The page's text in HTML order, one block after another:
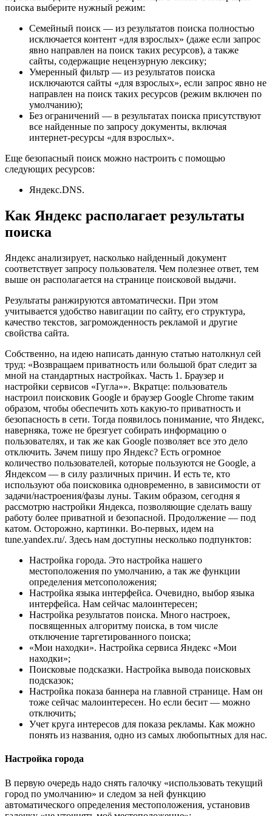
поиска выберите нужный режим:
Семейный поиск — из результатов поиска полностью
исключается контент «для взрослых» (даже если запрос
явно направлен на поиск таких ресурсов), а также
сайты, содержащие нецензурную лексику;
Умеренный фильтр — из результатов поиска
исключаются сайты «для взрослых», если запрос явно не
направлен на поиск таких ресурсов (режим включен по
умолчанию);
Без ограничений — в результатах поиска присутствуют
все найденные по запросу документы, включая
интернет-ресурсы «для взрослых».
Еще безопасный поиск можно настроить с помощью
следующих ресурсов:
Яндекс.DNS.
Как Яндекс располагает результаты
поиска
Яндекс анализирует, насколько найденный документ
соответствует запросу пользователя. Чем полезнее ответ, тем
выше он располагается на странице поисковой выдачи.
Результаты ранжируются автоматически. При этом
учитывается удобство навигации по сайту, его структура,
качество текстов, загроможденность рекламой и другие
свойства сайта.
Собственно, на идею написать данную статью натолкнул сей
труд: «Возвращаем приватность или большой брат следит за
мной на стандартных настройках. Часть 1. Браузер и
настройки сервисов «Гугла»». Вкратце: пользователь
настроил поисковик Google и браузер Google Chrome таким
образом, чтобы обеспечить хоть какую-то приватность и
безопасность в сети. Тогда появилось понимание, что Яндекс,
наверняка, тоже не брезгует собирать информацию о
пользователях, и так же как Google позволяет все это дело
отключить. Зачем пишу про Яндекс? Есть огромное
количество пользователей, которые пользуются не Google, а
Яндексом — в силу различных причин. И есть те, кто
используют оба поисковика одновременно, в зависимости от
задачи/настроения/фазы луны. Таким образом, сегодня я
рассмотрю настройки Яндекса, позволяющие сделать вашу
работу более приватной и безопасной. Продолжение — под
катом. Осторожно, картинки. Во-первых, идем на
tune.yandex.ru/. Здесь нам доступны несколько подпунктов:
Настройка города. Это настройка нашего
местоположения по умолчанию, а так же функции
определения метсоположения;
Настройка языка интерфейса. Очевидно, выбор языка
интерфейса. Нам сейчас малоинтересен;
Настройка результатов поиска. Много настроек,
посвященных алгоритму поиска, в том числе
отключение таргетированного поиска;
«Мои находки». Настройка сервиса Яндекс «Мои
находки»;
Поисковые подсказки. Настройка вывода поисковых
подсказок;
Настройка показа баннера на главной странице. Нам он
тоже сейчас малоинтересен. Но если бесит — можно
отключить;
Учет круга интересов для показа рекламы. Как можно
понять из названия, одно из самых любопытных для нас.
Настройка города
В первую очередь надо снять галочку «использовать текущий
город по умолчанию» и следом за ней функцию
автоматического определения местоположения, установив